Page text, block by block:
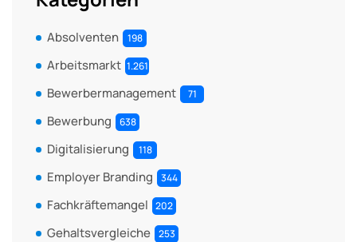
Absolventen 198
Arbeitsmarkt 1.261
Bewerbermanagement 71
Bewerbung 638
Digitalisierung 118
Employer Branding 344
Fachkräftemangel 202
Gehaltsvergleiche 253